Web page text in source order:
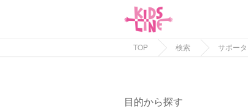
TOP 検索 サポー
目的から探す